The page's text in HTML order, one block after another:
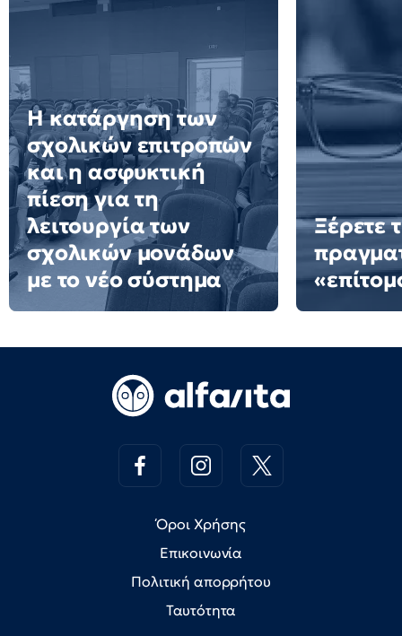
Η κατάργηση των
σχολικών επιτροπών
και η ασφυκτική
πίεση για τη
λειτουργία των
σχολικών μονάδων
με το νέο σύστημα
Ξέρετε
Όροι Χρήσης
Επικοινωνία
Πολιτική απορρήτου
Ταυτότητα